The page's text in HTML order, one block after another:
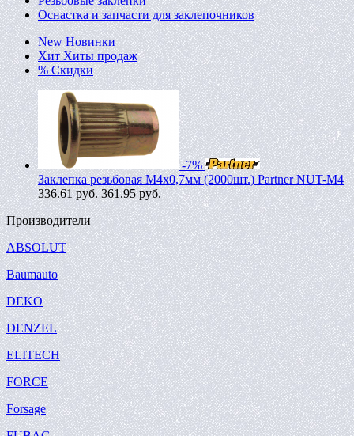
Оснастка и запчасти для заклепочников
New Новинки
Хит Хиты продаж
% Скидки
-7%
Заклепка резьбовая M4х0,7мм (2000шт.) Partner NUT-M4
336.61руб. 361.95 руб.
Производители
ABSOLUT
Baumauto
DEKO
DENZEL
ELITECH
FORCE
Forsage